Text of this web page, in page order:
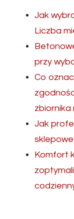
Jak
Liczba
przy
Co
zbiornika
Jak
Komfort